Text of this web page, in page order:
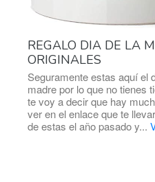
REGALO DIA DE LA
ORIGINALES
Seguramente estas aquí el
madre por lo que no tienes
te voy a decir que hay
ver en el enlace que te
de estas el año pasado y...